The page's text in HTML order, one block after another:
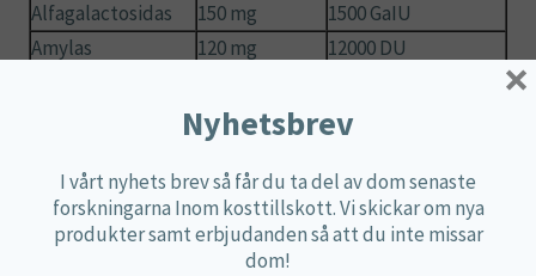
Alfagalactosidas 150 mg
1500 GaIU
Amylas
120 mg
12000 DU
33,3 mg
20000 HUT
Intertas
20 mg
200 SU
Cellulas
12,5 mg
500 CU
5,56 mg
Nyhetsbrev
I vårt nyhets brev så får du ta del av dom senaste
forskningarna Inom kosttillskott. Vi skickar om nya
produkter samt erbjudanden så att du inte missar
dom!
×